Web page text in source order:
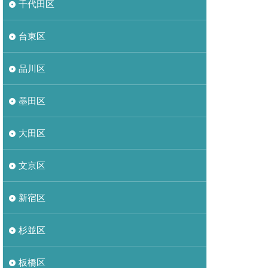
千代田区
台東区
品川区
墨田区
大田区
文京区
新宿区
杉並区
板橋区